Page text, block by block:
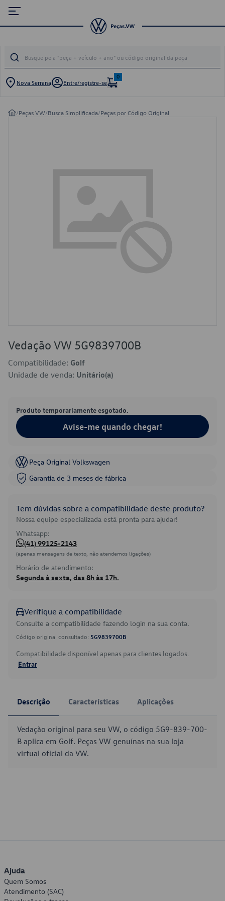
Nova Serrana Entre/registre-se
0
/Peças VW/Busca Simplificada/Peças por Código Original
Vedação VW 5G9839700B
Compatibilidade: Golf
Unidade de venda: Unitário(a)
Produto temporariamente esgotado.
Avise-me quando chegar!
Peça Original Volkswagen
Garantia de 3 meses de fábrica
Tem dúvidas sobre a compatibilidade deste produto?
Nossa equipe especializada está pronta para ajudar!
Whatsapp:
(41) 99125-2143
(apenas mensagens de texto, não atendemos ligações)
Horário de atendimento:
Segunda à sexta, das 8h às 17h.
Verifique a compatibilidade
Consulte a compatibilidade fazendo login na sua conta.
Código original consultado: 5G9839700B
Compatibilidade disponível apenas para clientes logados.
Entrar
Descrição Características Aplicações
Vedação original para seu VW, o código 5G9-839-700-
B aplica em Golf. Peças VW genuínas na sua loja
virtual oficial da VW.
Ajuda
Quem Somos
Atendimento (SAC)